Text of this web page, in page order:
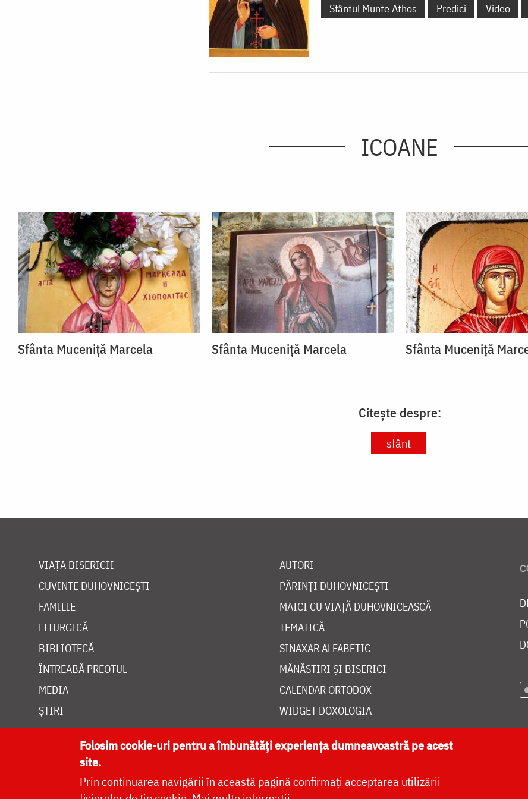
Sfântul Munte Athos
Predici Video
ICOANE
Sfânta Muceniță Marcela Sfânta Muceniță Marcela Sfânta Muceniță
Citește despre:
sfânt
VIAȚA BISERICII
CUVINTE DUHOVNICEȘTI
FAMILIE
LITURGICĂ
BIBLIOTECĂ
ÎNTREABĂ PREOTUL
MEDIA
ȘTIRI
HRAMUL SFINTEI CUVIOASE PARASCHEVA
AUTORI
PĂRINȚI DUHOVNICEȘTI
MAICI CU VIAȚĂ DUHOVNICEASCĂ
TEMATICĂ
SINAXAR ALFABETIC
MĂNĂSTIRI ȘI BISERICI
CALENDAR ORTODOX
WIDGET DOXOLOGIA
RADIO DOXOLOGIA
Folosim cookie-uri pentru a îmbunătăți experiența dumneavoastră pe acest
site.
Prin continuarea navigării în această pagină confirmați acceptarea utilizării